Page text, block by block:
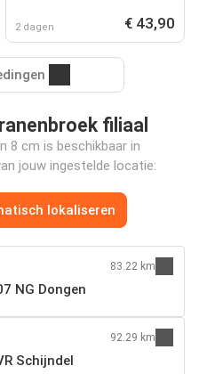
2 dagen € 43,90
filiaal
8 cm is beschikbaar in
jouw ingestelde locatie:
lokaliseren
NG Dongen
83.22 km
Schijndel
92.29 km